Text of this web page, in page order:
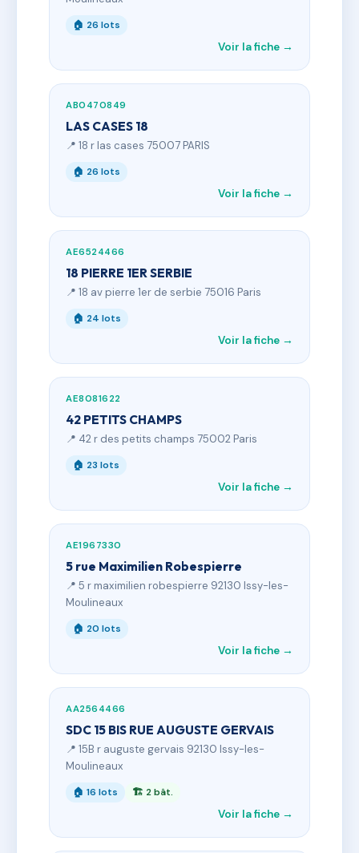
🏠 26 lots
Voir la fiche →
AB0470849
LAS CASES 18
📍 18 r las cases 75007 PARIS
🏠 26 lots
Voir la fiche →
AE6524466
18 PIERRE 1ER SERBIE
📍 18 av pierre 1er de serbie 75016 Paris
🏠 24 lots
Voir la fiche →
AE8081622
42 PETITS CHAMPS
📍 42 r des petits champs 75002 Paris
🏠 23 lots
Voir la fiche →
AE1967330
5 rue Maximilien Robespierre
📍 5 r maximilien robespierre 92130 Issy-les-
Moulineaux
🏠 20 lots
Voir la fiche →
AA2564466
SDC 15 BIS RUE AUGUSTE GERVAIS
📍 15B r auguste gervais 92130 Issy-les-
Moulineaux
🏠 16 lots 🏗 2 bât.
Voir la fiche →